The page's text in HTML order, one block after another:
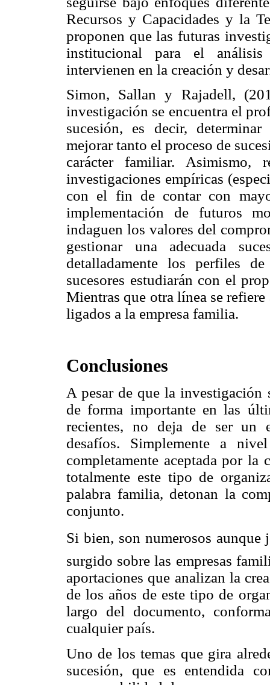
Recursos y Capacidades y la
proponen que las futuras
institucional para el
intervienen en la creación y
Simon, Sallan y Rajadell,
investigación se encuentra el
sucesión, es decir,
mejorar tanto el proceso de
carácter familiar. Asimismo,
investigaciones empíricas
con el fin de contar con
implementación de futuros
indaguen los valores del
gestionar una adecuada
detalladamente los perfiles
sucesores estudiarán con el
Mientras que otra línea se
ligados a la empresa familia.
Conclusiones
A pesar de que la investigación
de forma importante en las
recientes, no deja de ser un
desafíos. Simplemente a
completamente aceptada por la
totalmente este tipo de
palabra familia, detonan la
conjunto.
Si bien, son numerosos
surgido sobre las empresas
aportaciones que analizan la
de los años de este tipo de
largo del documento,
cualquier país.
Uno de los temas que gira
sucesión, que es entendida